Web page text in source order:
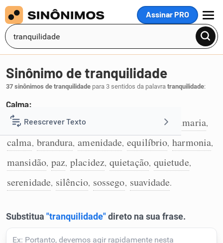
Assinar PRO
MENU
Reescrever Texto
Resumir Texto
Corrigir Texto
Humanizador de IA
Sinônimo de tranquilidade
37 sinônimos de tranquilidade para 3 sentidos da palavra tranquilidade:
Calma:
1 bonança,bem-estar aprazibilidade, calmaria,
calma, brandura, amenidade, equilíbrio, harmonia,
mansidão, paz, placidez, quietação, quietude,
serenidade, silêncio, sossego, suavidade.